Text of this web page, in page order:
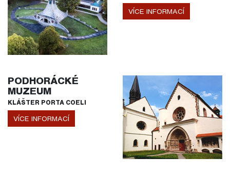
VÍCE INFORMACÍ
PODHORÁCKÉ
MUZEUM
KLÁŠTER PORTA COELI
VÍCE INFORMACÍ